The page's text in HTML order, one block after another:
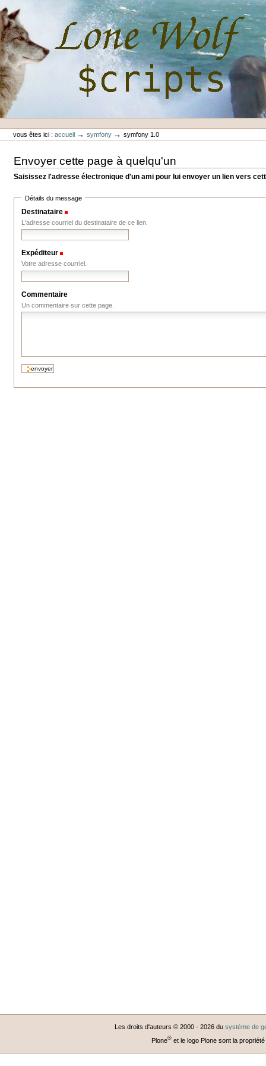
au
contenu.
Aller
à
la
navigation
Outils
personnels
vous êtes ici : accueil →symfony →symfony 1.0
Envoyer cette page à quelqu'un
Saisissez l'adresse électronique d'un ami pour lui envoyer un lien vers
Détails du message
Destinataire
L'adresse courriel du destinataire de ce lien.
Expéditeur
Votre adresse courriel.
Commentaire
Un commentaire sur cette page.
Les droits d'auteurs © 2000 - 2026 du système de
Plone®et le logo Plone sont la